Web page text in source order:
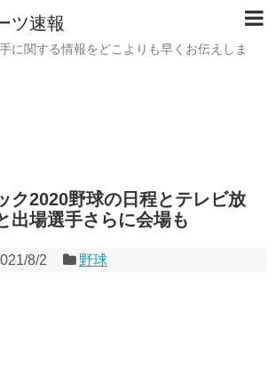
ツ速報
に関する情報をどこよりも早くお伝えしま
ク2020野球の日程とテレビ放
出場選手さらに会場も
8/2 野球